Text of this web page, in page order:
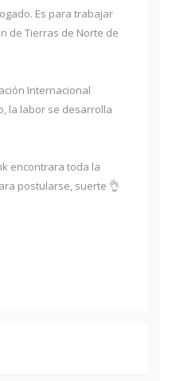
Es para trabajar
de Tierras de Norte de
Internacional
la labor se desarrolla
encontrara toda la
postularse, suerte 👌